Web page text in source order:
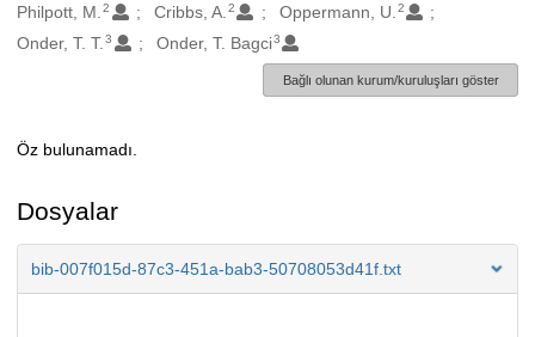
Philpott, M. 2 Cribbs, A. 2 Oppermann, U. 2
Onder, T. T. 3 Onder, T. Bagci3
Bağlı olunan kurum/kuruluşları göster
Açıklama
Öz bulunamadı.
Dosyalar
bib-007f015d-87c3-451a-bab3-50708053d41f.txt